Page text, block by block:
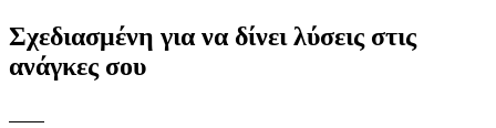
Σχεδιασμένη για να δίνει λύσεις στις
ανάγκες σου